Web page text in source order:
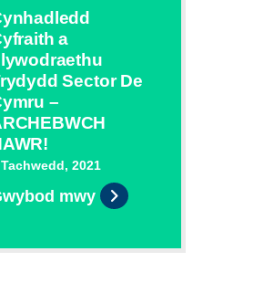
a
Sector De
–
2021
mwy